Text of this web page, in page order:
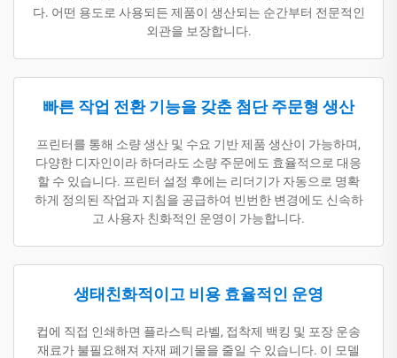
다. 어떤 용도로 사용되든 제품이 생산되는 순간부터 전문적인
외관을 보장합니다.
빠른 작업 전환 기능을 갖춘 첨단 주문형 생산
프린터를 통해 소량 생산 및 수요 기반 제품 생산이 가능하며,
다양한 디자인이라 하더라도 소량 주문에도 효율적으로 대응
할 수 있습니다. 프린터 설정 후에는 리더기가 자동으로 명확
하게 정의된 작업과 지침을 공급하여 빈번한 변경에도 신속하
고 사용자 친화적인 운영이 가능합니다.
생태친화적이고 비용 효율적인 운영
컵에 직접 인쇄하면 플라스틱 라벨, 접착제 백킹 및 포장 운송
재료가 불필요해져 자재 폐기물을 줄일 수 있습니다. 이 모델